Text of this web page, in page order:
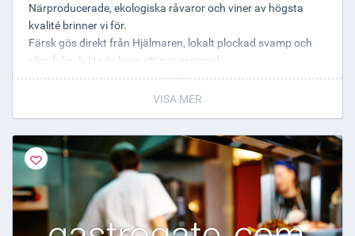
Närproducerade, ekologiska råvaror och viner av högsta
kvalité brinner vi för.
Färsk gös direkt från Hjälmaren, lokalt plockad svamp och
oljor från Julita är bara ett par exempel.
Vi har också en av Sveriges största italienska vinkällare.
Buon Appetito
Dan & Ola
VISA MER